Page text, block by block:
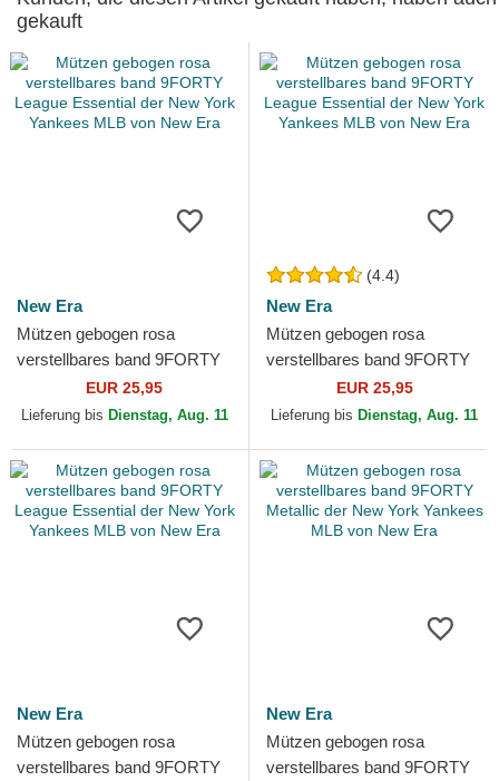
gekauft
New Era
Mützen gebogen rosa
verstellbares band 9FORTY
League Essential der New
York Yankees MLB von New
EUR 25,95
Lieferung bis Dienstag, Aug. 11
(4.4)
New Era
Mützen gebogen rosa
verstellbares band 9FORTY
League Essential der New
York Yankees MLB von New
EUR 25,95
Lieferung bis Dienstag, Aug. 11
New Era
Mützen gebogen rosa
verstellbares band 9FORTY
New Era
Mützen gebogen rosa
verstellbares band 9FORTY